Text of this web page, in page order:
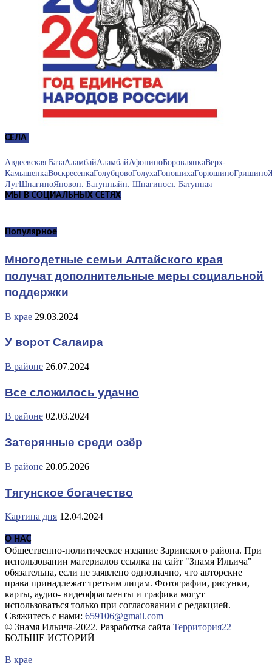
СЕЛА ЗАРИНСКОГО РАЙОНА
Авдеевская БазаАламбайАламбайАфониноБоровлянкаВерх-
КамышенкаВоскресенкаГолубцовоГолухаГоношихаГорюшиноГришино
ЛугШпагиноЯновоп. Батунныйп. Шпагиност. Батунная
МЫ В СОЦИАЛЬНЫХ СЕТЯХ
Популярное
Многодетные семьи Алтайского края
получат дополнительные меры социальной
поддержки
В крае 29.03.2024
У ворот Салаира
В районе 26.07.2024
Все сложилось удачно
В районе 02.03.2024
Затерянные среди озёр
В районе 20.05.2026
Тягунское богачество
Картина дня 12.04.2024
О НАС
Общественно-политическое издание Заринского района. При
использовании материалов ссылка на сайт "Знамя Ильича"
обязательна, если не заявлено однозначно, что авторские
права принадлежат третьим лицам. Фотографии, рисунки,
карты, аудио- видеофрагменты и графика могут
использоваться только при согласовании с редакцией.
Свяжитесь с нами: 659106@gmail.com
© Знамя Ильича-2022. Разработка сайта Территория22
БОЛЬШЕ ИСТОРИЙ
В крае